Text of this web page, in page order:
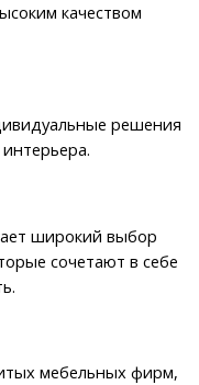
качеством
решения
широкий выбор
сочетают в себе
мебельных фирм,